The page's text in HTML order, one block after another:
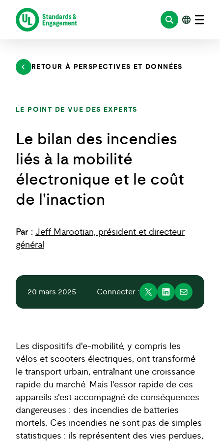
contenu
RETOUR À PERSPECTIVES ET DONNÉES
LE POINT DE VUE DES EXPERTS
Le bilan des incendies
liés à la mobilité
électronique et le coût
de l'inaction
Par : Jeff Marootian, président et directeur
général
20 mars 2025 Connecter :
Les dispositifs d'e-mobilité, y compris les
vélos et scooters électriques, ont transformé
le transport urbain, entraînant une croissance
rapide du marché. Mais l'essor rapide de ces
appareils s'est accompagné de conséquences
dangereuses : des incendies de batteries
mortels. Ces incendies ne sont pas de simples
statistiques : ils représentent des vies perdues,